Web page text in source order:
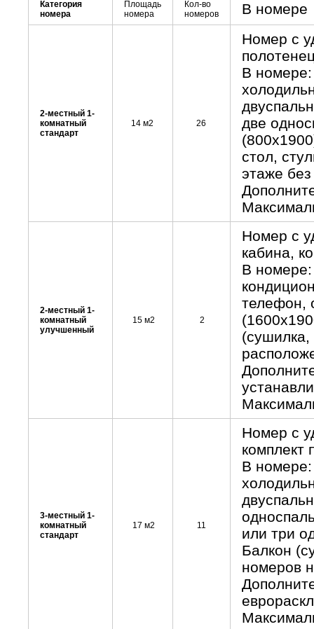
Категория
номера
Площадь
номера
Кол-во
номеров
В номере
2-местный 1-
комнатный
стандарт
14 м2 26
Номер с
В
две
стол,
этаже
2-местный 1-
комнатный
улучшенный
15 м2 2
Номер с
кабина,
В
телефон,
(сушилка,
3-местный 1-
комнатный
стандарт
17 м2 11
Номер с
комплект
В
или три
Балкон
номеров